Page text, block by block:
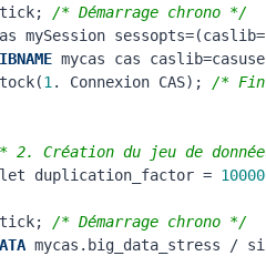
/* Démarrage chrono */
mySession
mycas cas
1 . Connexion CAS); /* Fin
2. Création du jeu de
duplication_factor =
/* Démarrage chrono */
mycas.big_data_stress /